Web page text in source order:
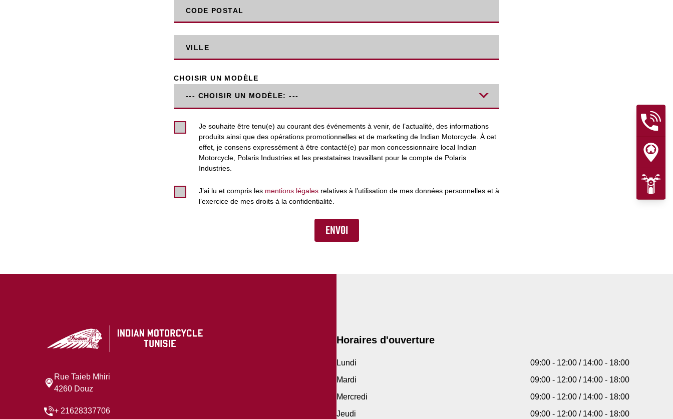
CODE POSTAL
VILLE
CHOISIR UN MODÈLE
Je souhaite être tenu(e) au courant des événements à venir, de l’actualité, des informations
produits ainsi que des opérations promotionnelles et de marketing de Indian Motorcycle. À cet
effet, je consens expressément à être contacté(e) par mon concessionnaire local Indian
Motorcycle, Polaris Industries et les prestataires travaillant pour le compte de Polaris
Industries.
J’ai lu et compris les mentions légales relatives à l’utilisation de mes données personnelles et à
l’exercice de mes droits à la confidentialité.
Rue Taieb Mhiri
4260 Douz
+ 21628337706
Horaires d'ouverture
Lundi
09:00 - 12:00 / 14:00 - 18:00
Mardi
09:00 - 12:00 / 14:00 - 18:00
Mercredi
09:00 - 12:00 / 14:00 - 18:00
Jeudi
09:00 - 12:00 / 14:00 - 18:00